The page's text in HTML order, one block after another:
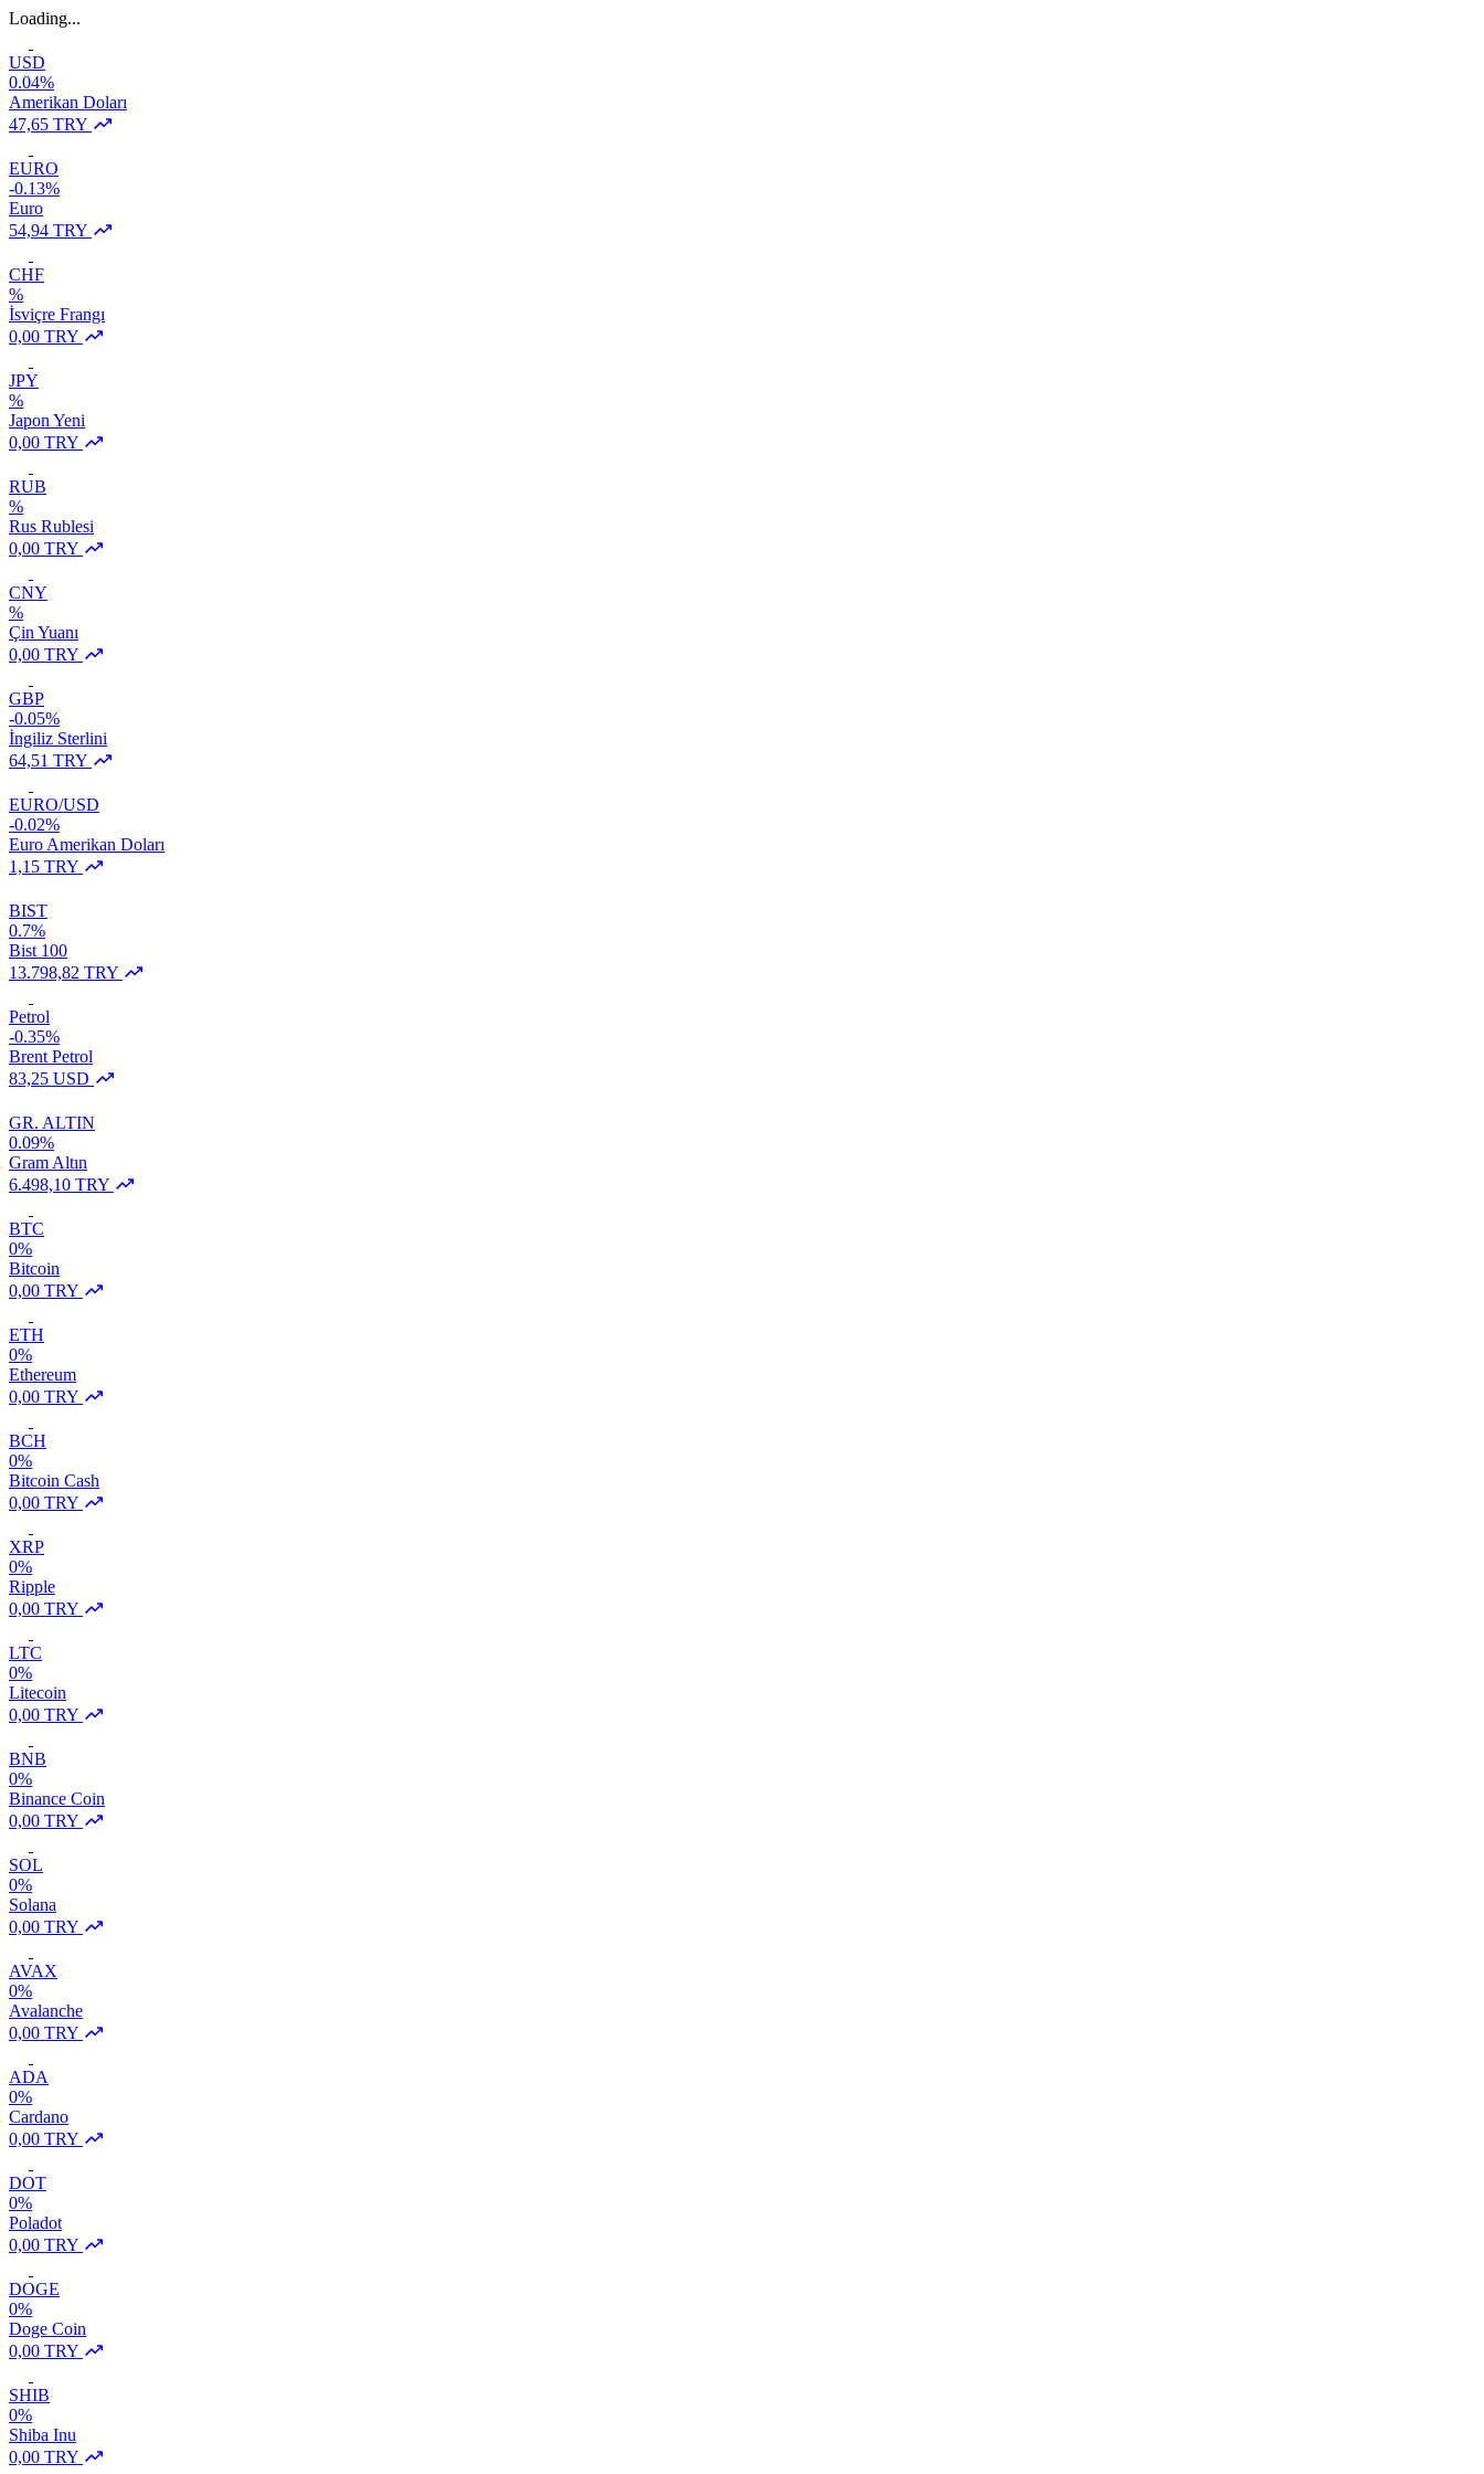
Loading...
USD
0.04%
Amerikan Doları
47,65 TRY
EURO
-0.13%
Euro
54,94 TRY
CHF
%
İsviçre Frangı
0,00 TRY
JPY
%
Japon Yeni
0,00 TRY
RUB
%
Rus Rublesi
0,00 TRY
CNY
%
Çin Yuanı
0,00 TRY
GBP
-0.05%
İngiliz Sterlini
64,51 TRY
EURO/USD
-0.02%
Euro Amerikan Doları
1,15 TRY
BIST
0.7%
Bist 100
13.798,82 TRY
Petrol
-0.35%
Brent Petrol
83,25 USD
GR. ALTIN
0.09%
Gram Altın
6.498,10 TRY
BTC
0%
Bitcoin
0,00 TRY
ETH
0%
Ethereum
0,00 TRY
BCH
0%
Bitcoin Cash
0,00 TRY
XRP
0%
Ripple
0,00 TRY
LTC
0%
Litecoin
0,00 TRY
BNB
0%
Binance Coin
0,00 TRY
SOL
0%
Solana
0,00 TRY
AVAX
0%
Avalanche
0,00 TRY
ADA
0%
Cardano
0,00 TRY
DOT
0%
Poladot
0,00 TRY
DOGE
0%
Doge Coin
0,00 TRY
SHIB
0%
Shiba Inu
0,00 TRY